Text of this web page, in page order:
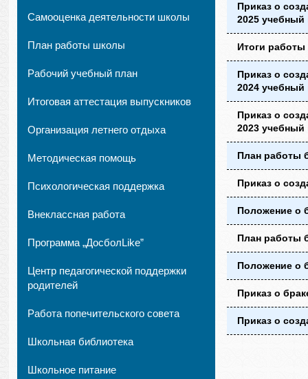
Самооценка деятельности школы
План работы школы
Рабочий учебный план
Итоговая аттестация выпускников
Организация летнего отдыха
Методическая помощь
Психологическая поддержка
Внеклассная работа
Программа „ДосболLike”
Центр педагогической поддержки
родителей
Работа попечительского совета
Школьная библиотека
Школьное питание
Приказ о
2025 учебный
Итоги работы
Приказ о
2024 учебный
Приказ о
2023 учебный
План работы
Приказ о
Положение о
План работы
Положение о
Приказ о
Приказ о